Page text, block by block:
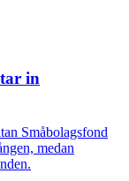
in
Småbolagsfond
medan